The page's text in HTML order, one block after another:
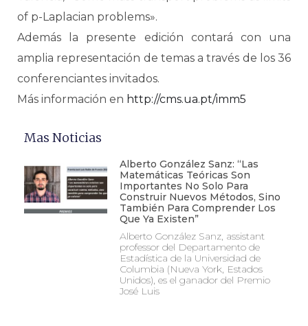
of p-Laplacian problems».
Además la presente edición contará con una
amplia representación de temas a través de los 36
conferenciantes invitados.
Más información en http://cms.ua.pt/imm5
Mas Noticias
Alberto González Sanz: “Las
Matemáticas Teóricas Son
Importantes No Solo Para
Construir Nuevos Métodos, Sino
También Para Comprender Los
Que Ya Existen”
Alberto González Sanz, assistant
professor del Departamento de
Estadística de la Universidad de
Columbia (Nueva York, Estados
Unidos), es el ganador del Premio
José Luis